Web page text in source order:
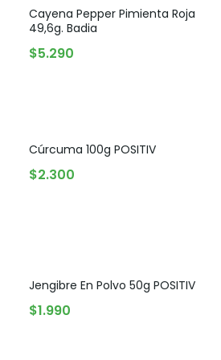
Cayena Pepper Pimienta Roja
49,6g. Badia
$5.290
Cúrcuma 100g POSITIV
$2.300
Jengibre En Polvo 50g POSITIV
$1.990